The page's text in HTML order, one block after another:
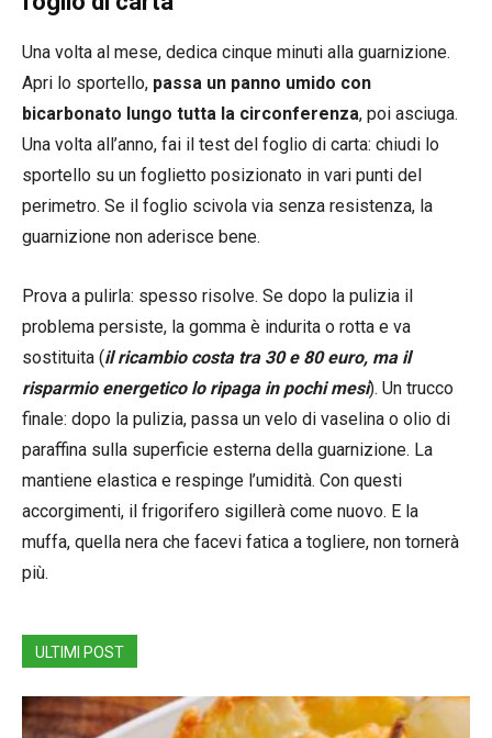
Una volta al mese, dedica cinque minuti alla guarnizione.
Apri lo sportello, passa un panno umido con
bicarbonato lungo tutta la circonferenza, poi asciuga.
Una volta all’anno, fai il test del foglio di carta: chiudi lo
sportello su un foglietto posizionato in vari punti del
perimetro. Se il foglio scivola via senza resistenza, la
guarnizione non aderisce bene.
Prova a pulirla: spesso risolve. Se dopo la pulizia il
problema persiste, la gomma è indurita o rotta e va
sostituita (il ricambio costa tra 30 e 80 euro, ma il
risparmio energetico lo ripaga in pochi mesi). Un trucco
finale: dopo la pulizia, passa un velo di vaselina o olio di
paraffina sulla superficie esterna della guarnizione. La
mantiene elastica e respinge l’umidità. Con questi
accorgimenti, il frigorifero sigillerà come nuovo. E la
muffa, quella nera che facevi fatica a togliere, non tornerà
più.
ULTIMI POST